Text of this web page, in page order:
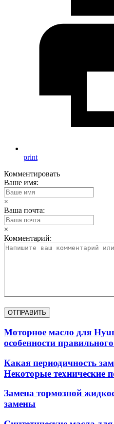
print
Комментировать
Ваше имя:
×
Ваша почта:
×
Комментарий:
Моторное масло для
особенности
Какая периодичность
Некоторые технические
Замена тормозной
замены